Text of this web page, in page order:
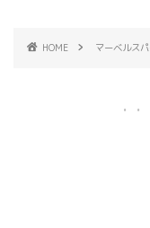
HOME マーベルス